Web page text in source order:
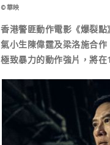
©華映
香港警匪動作電影《爆裂
氣小生陳偉霆及梁洛施合
極致暴力的動作強片，將在